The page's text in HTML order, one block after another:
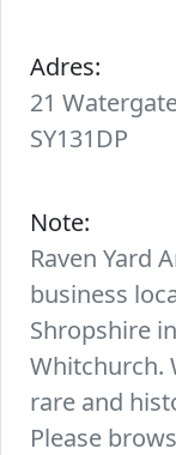
Adres:
21
SY131DP
Note:
Raven Yard
business
Shropshire
Whitchurch.
rare and
Please